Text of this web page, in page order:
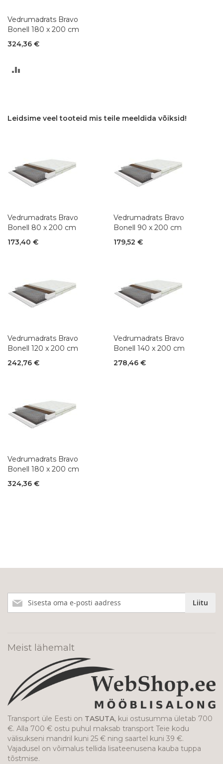
Vedrumadrats Bravo
Bonell 180 x 200 cm
324,36 €
Leidsime veel tooteid mis teile meeldida võiksid!
Vedrumadrats Bravo
Bonell 80 x 200 cm
173,40 €
Vedrumadrats Bravo
Bonell 90 x 200 cm
179,52 €
Vedrumadrats Bravo
Bonell 120 x 200 cm
242,76 €
Vedrumadrats Bravo
Bonell 140 x 200 cm
278,46 €
Vedrumadrats Bravo
Bonell 180 x 200 cm
324,36 €
meie
Liitu
Meist lähemalt
Transport üle Eesti on TASUTA, kui ostusumma ületab 700
€. Alla 700 € ostu puhul maksab transport Teie kodu
välisukseni mandril kuni 25 € ning saartel kuni 39 €.
Vajadusel on võimalus tellida lisateenusena kauba tuppa
tõstmise.